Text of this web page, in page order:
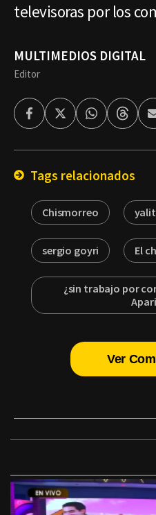
televisoras por los
MULTIMEDIOS DIGITAL
Editor
FacebookTwitterWhatsapp
Tags relacionados
Chismorreo
sergio goyri El
¿sin trabajo por
Ver